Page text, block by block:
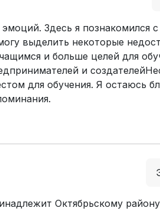
Здесь я познакомился
выделить некоторые
и больше целей для
и
для обучения. Я остаюсь
Октябрьскому